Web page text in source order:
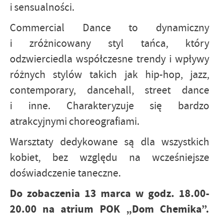
i sensualności.
Commercial Dance to dynamiczny
i zróżnicowany styl tańca, który
odzwierciedla współczesne trendy i wpływy
różnych stylów takich jak hip-hop, jazz,
contemporary, dancehall, street dance
i inne. Charakteryzuje się bardzo
atrakcyjnymi choreografiami.
Warsztaty dedykowane są dla wszystkich
kobiet, bez względu na wcześniejsze
doświadczenie taneczne.
Do zobaczenia 13 marca w godz. 18.00-
20.00 na atrium POK „Dom Chemika”.